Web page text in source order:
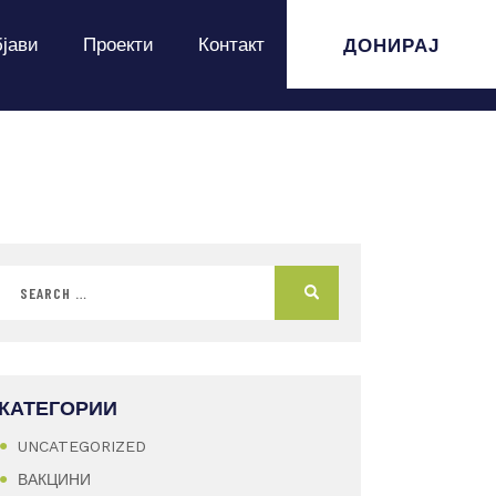
Проекти Контакт ДОНИРАЈ
КАТЕГОРИИ
UNCATEGORIZED
ВАКЦИНИ